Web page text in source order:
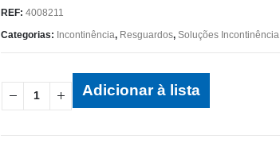
REF: 4008211
Categorias: Incontinência, Resguardos, Soluções Incontinência
Adicionar à lista